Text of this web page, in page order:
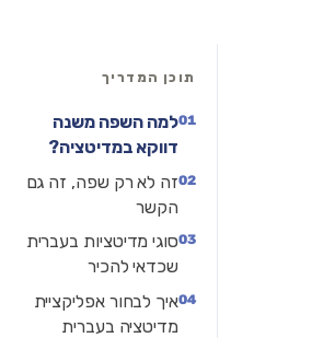
תוכן המדריך
למה השפה משנה
דווקא במדיטציה?
זה לא רק שפה, זה גם
הקשר
סוגי מדיטציות בעברית
שכדאי להכיר
איך לבחור אפליקציית
מדיטציה בעברית